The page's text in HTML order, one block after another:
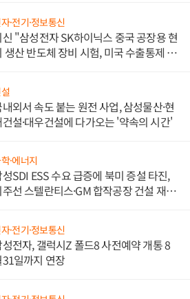
·전기·정보통신
"삼성전자 SK하이닉스 중국 공장용 현
생산 반도체 장비 시험, 미국 수출통제 대
외서 속도 붙는 원전 사업, 삼성물산·현
설·대우건설에 다가오는 '약속의 시간'
·에너지
SDI ESS 수요 급증에 북미 증설 타진,
선 스텔란티스·GM 합작공장 건설 재추
·전기·정보통신
전자, 갤럭시Z 폴드8 사전예약 개통 8
일까지 연장